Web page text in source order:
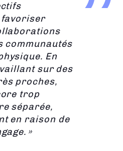
communautés
En
sur des
proches,
trop
séparée,
en raison de
»